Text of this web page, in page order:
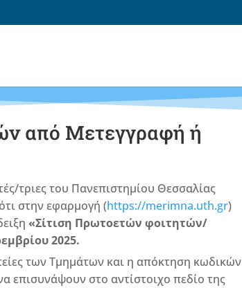
από Μετεγγραφή ή
τριες του Πανεπιστημίου Θεσσαλίας
στην εφαρμογή (https://merimna.uth.gr)
«Σίτιση Πρωτοετών φοιτητών/
2025.
των Τμημάτων και η απόκτηση κωδικών
επισυνάψουν στο αντίστοιχο πεδίο της